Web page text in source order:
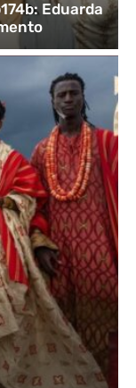
Eduarda